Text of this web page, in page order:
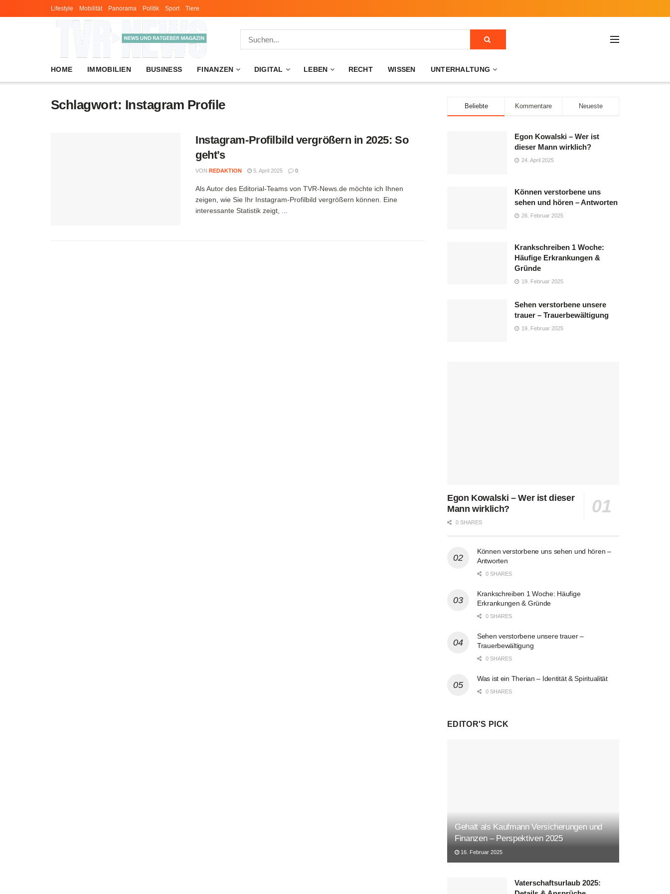
Lifestyle Mobilität Panorama Politik Sport Tiere
HOME IMMOBILIEN BUSINESS FINANZEN DIGITAL LEBEN RECHT WISSEN UNTERHALTUNG
Schlagwort: Instagram Profile
Instagram-Profilbild vergrößern in 2025: So
geht’s
VON REDAKTION 5. April 2025 0
Als Autor des Editorial-Teams von TVR-News.de möchte ich Ihnen
zeigen, wie Sie Ihr Instagram-Profilbild vergrößern können. Eine
interessante Statistik zeigt, ...
Beliebte Kommentare Neueste
Egon Kowalski – Wer ist
dieser Mann wirklich?
24. April 2025
Können verstorbene uns
sehen und hören – Antworten
26. Februar 2025
Krankschreiben 1 Woche:
Häufige Erkrankungen &
Gründe
19. Februar 2025
Sehen verstorbene unsere
trauer – Trauerbewältigung
19. Februar 2025
Egon Kowalski – Wer ist dieser
Mann wirklich?
0 SHARES
Können verstorbene uns sehen und hören –
Antworten
0 SHARES
Krankschreiben 1 Woche: Häufige
Erkrankungen & Gründe
0 SHARES
Sehen verstorbene unsere trauer –
Trauerbewältigung
0 SHARES
Was ist ein Therian – Identität & Spiritualität
0 SHARES
EDITOR'S PICK
Gehalt als Kaufmann Versicherungen und
Finanzen – Perspektiven 2025
16. Februar 2025
Vaterschaftsurlaub 2025: